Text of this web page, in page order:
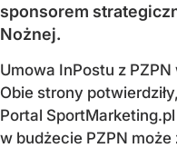
sponsorem
Nożnej.
Umowa InPostu z
Obie strony
Portal
w budżecie PZPN może